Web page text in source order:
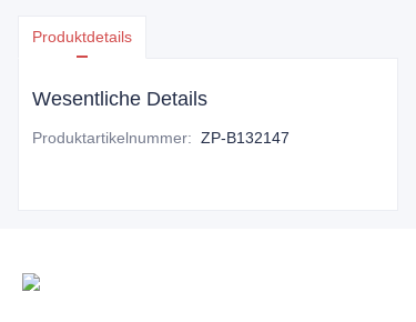
Produktdetails
Wesentliche Details
Produktartikelnummer: ZP-B132147